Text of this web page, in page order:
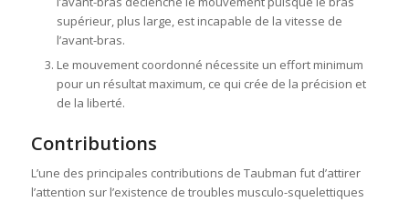
supérieur, plus large, est incapable de la vitesse de
l’avant-bras.
Le mouvement coordonné nécessite un effort minimum
pour un résultat maximum, ce qui crée de la précision et
de la liberté.
Contributions
L’une des principales contributions de Taubman fut d’attirer
l’attention sur l’existence de troubles musculo-squelettiques